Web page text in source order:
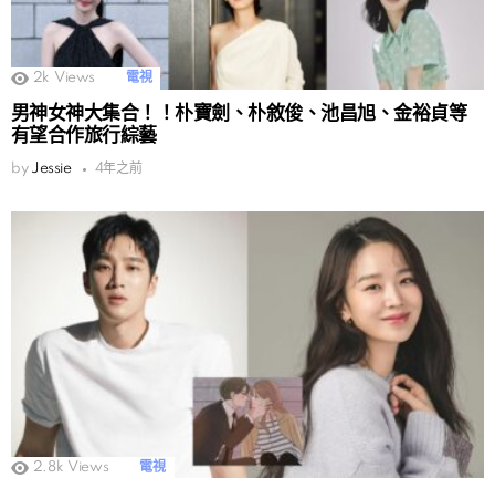
2k Views 電視
男神女神大集合！！朴寶劍、朴敘俊、池昌旭、金裕貞等
有望合作旅行綜藝
by Jessie 4年之前
2.8k Views 電視